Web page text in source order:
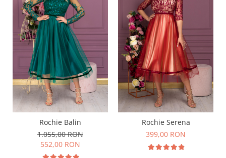
Rochie Balin
1.055,00 RON
552,00 RON
Rochie Serena
399,00 RON